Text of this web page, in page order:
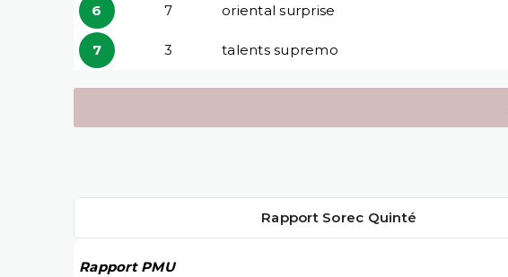
6 7 oriental surprise
7 3 talents supremo
Rapport Sorec Quinté
Rapport PMU